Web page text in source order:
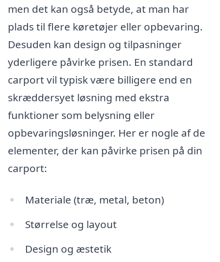
men det kan også betyde, at man har
plads til flere køretøjer eller opbevaring.
Desuden kan design og tilpasninger
yderligere påvirke prisen. En standard
carport vil typisk være billigere end en
skræddersyet løsning med ekstra
funktioner som belysning eller
opbevaringsløsninger. Her er nogle af de
elementer, der kan påvirke prisen på din
carport:
Materiale (træ, metal, beton)
Størrelse og layout
Design og æstetik